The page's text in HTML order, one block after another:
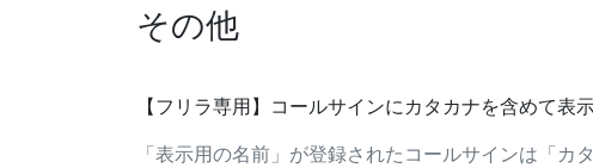
その他
【フリラ専用】コールサインにカタカナを含めて表
「表示用の名前」が登録されたコールサインは「カ